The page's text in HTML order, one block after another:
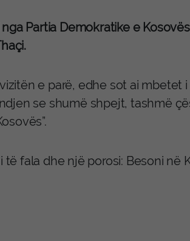
Partia Demokratike e
e parë, edhe sot ai mbetet
se shumë shpejt, tashmë
fala dhe një porosi: Besoni në